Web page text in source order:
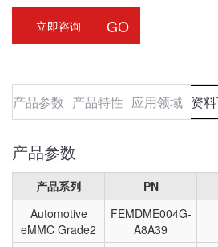
立即咨询 GO
产品参数 产品特性 应用领域 资
产品参数
产品系列 PN
Automotive
eMMC Grade2
FEMDME004G-
A8A39